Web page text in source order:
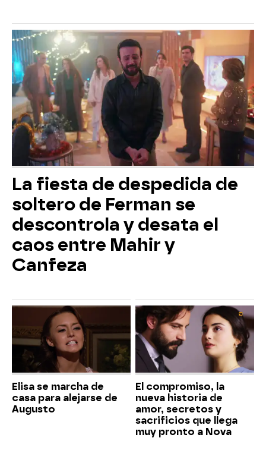
La fiesta de despedida de
soltero de Ferman se
descontrola y desata el
caos entre Mahir y
Canfeza
Elisa se marcha de
casa para alejarse de
Augusto
El compromiso, la
nueva historia de
amor, secretos y
sacrificios que llega
muy pronto a Nova